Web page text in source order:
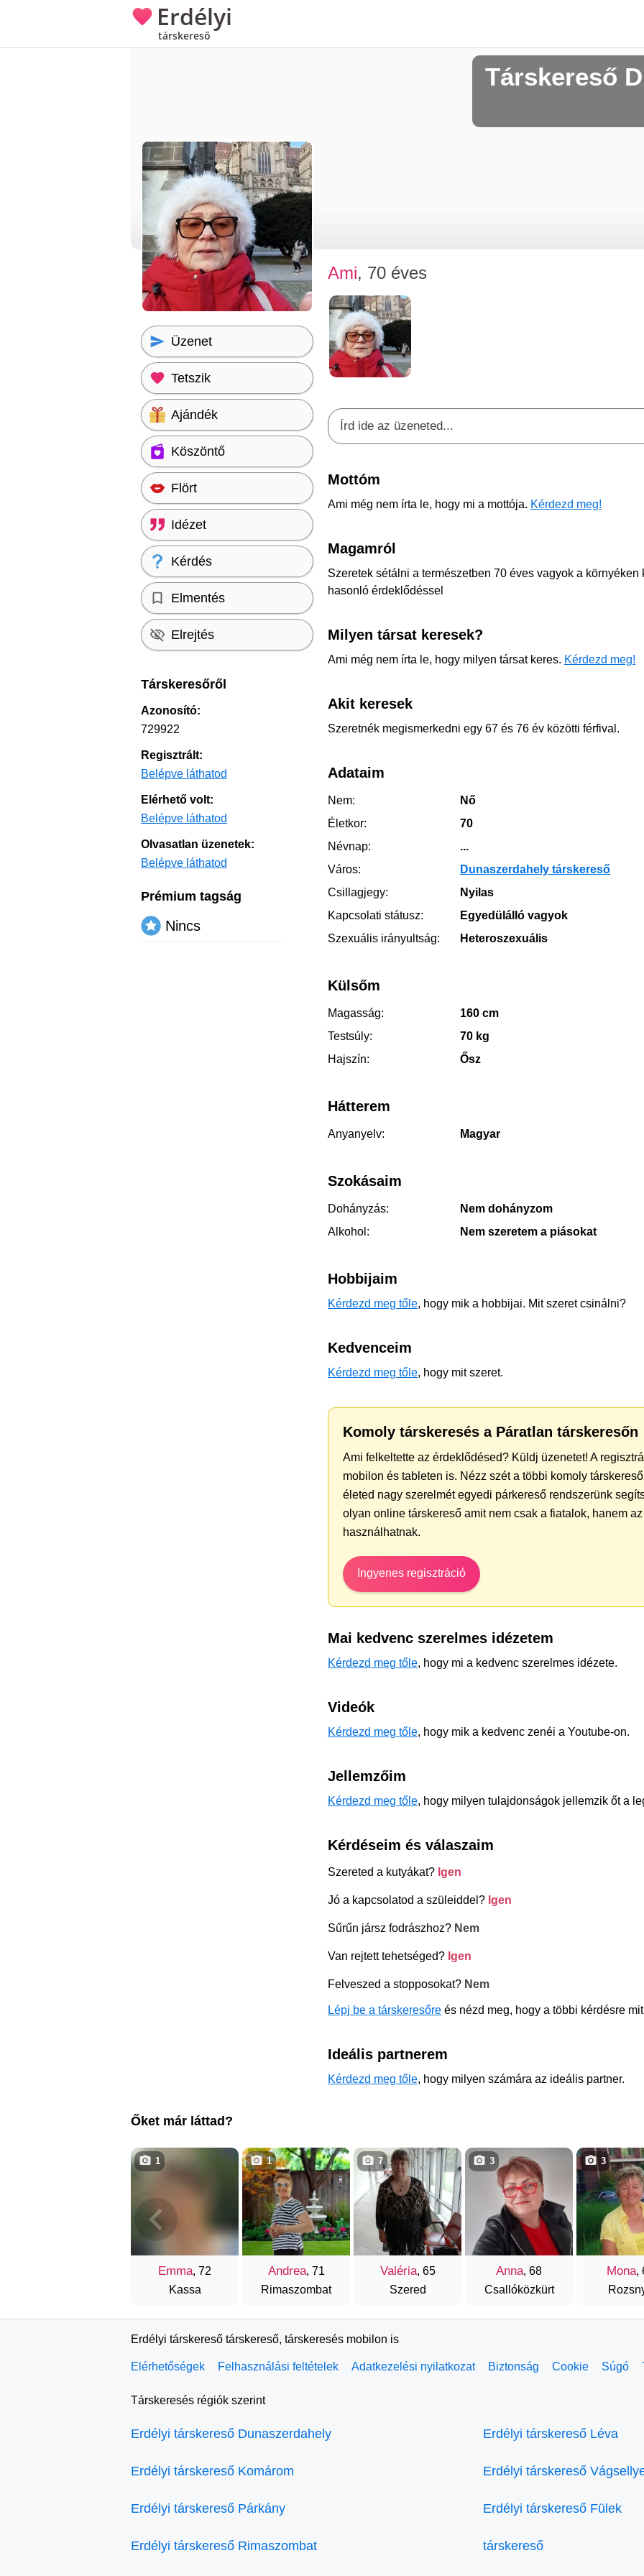
Erdélyi
társkereső
Társkereső
Ami, 70 éves
Mottóm
Ami még nem írta le, hogy mi a mottója. Kérdezd meg!
Magamról
Szeretek sétálni a természetben 70 éves vagyok a
hasonló érdeklődéssel
Milyen társat keresek?
Ami még nem írta le, hogy milyen társat keres. Kérdezd meg!
Akit keresek
Szeretnék megismerkedni egy 67 és 76 év közötti férfival.
Adataim
Nem:
Nő
Életkor:
70
Névnap:
...
Város:
Dunaszerdahely társkereső
Csillagjegy:
Nyilas
Kapcsolati státusz:
Egyedülálló vagyok
Szexuális irányultság:
Heteroszexuális
Külsőm
Magasság:
160 cm
Testsúly:
70 kg
Hajszín:
Ősz
Hátterem
Anyanyelv: Magyar
Szokásaim
Dohányzás:
Nem dohányzom
Alkohol:
Nem szeretem a piásokat
Hobbijaim
Kérdezd meg tőle, hogy mik a hobbijai. Mit szeret csinálni?
Kedvenceim
Kérdezd meg tőle, hogy mit szeret.
Komoly társkeresés a Páratlan társkeresőn
Ami felkeltette az érdeklődésed? Küldj üzenetet! A
mobilon és tableten is. Nézz szét a többi komoly
életed nagy szerelmét egyedi párkereső rendszerünk
olyan online társkereső amit nem csak a fiatalok, hanem
használhatnak.
Ingyenes regisztráció
Mai kedvenc szerelmes idézetem
Kérdezd meg tőle, hogy mi a kedvenc szerelmes idézete.
Videók
Kérdezd meg tőle, hogy mik a kedvenc zenéi a Youtube-on.
Jellemzőim
Kérdezd meg tőle, hogy milyen tulajdonságok jellemzik őt a
Kérdéseim és válaszaim
Szereted a kutyákat? Igen
Jó a kapcsolatod a szüleiddel? Igen
Sűrűn jársz fodrászhoz? Nem
Van rejtett tehetséged? Igen
Felveszed a stopposokat? Nem
Lépj be a társkeresőre és nézd meg, hogy a többi kérdésre
Ideális partnerem
Kérdezd meg tőle, hogy milyen számára az ideális partner.
Üzenet
Tetszik
Ajándék
Köszöntő
Flört
Idézet
Kérdés
Elmentés
Elrejtés
Társkeresőről
Azonosító:
729922
Regisztrált:
Belépve láthatod
Elérhető volt:
Belépve láthatod
Olvasatlan üzenetek:
Belépve láthatod
Prémium tagság
Nincs
Őket már láttad?
Emma, 72
Kassa
1
Andrea, 71
Rimaszombat
1
Valéria, 65
Szered
7
Anna, 68
Csallóközkürt
3
Mona,
3
Erdélyi társkereső társkereső, társkeresés mobilon is
Elérhetőségek Felhasználási feltételek Adatkezelési nyilatkozat Biztonság Cookie Súgó
Társkeresés régiók szerint
Erdélyi társkereső Dunaszerdahely
Erdélyi társkereső Komárom
Erdélyi társkereső Párkány
Erdélyi társkereső Rimaszombat
Erdélyi társkereső Léva
Erdélyi társkereső
Erdélyi társkereső Fülek
társkereső